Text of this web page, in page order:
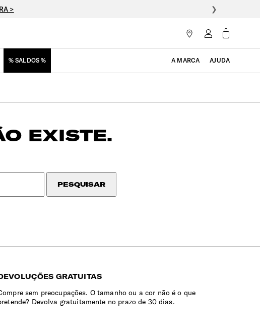
> ❯
% SALDOS % A MARCA AJUDA
EXISTE.
PESQUISAR
GRATUITAS
sem preocupações. O tamanho ou a cor não é o que
Devolva gratuitamente no prazo de 30 dias.